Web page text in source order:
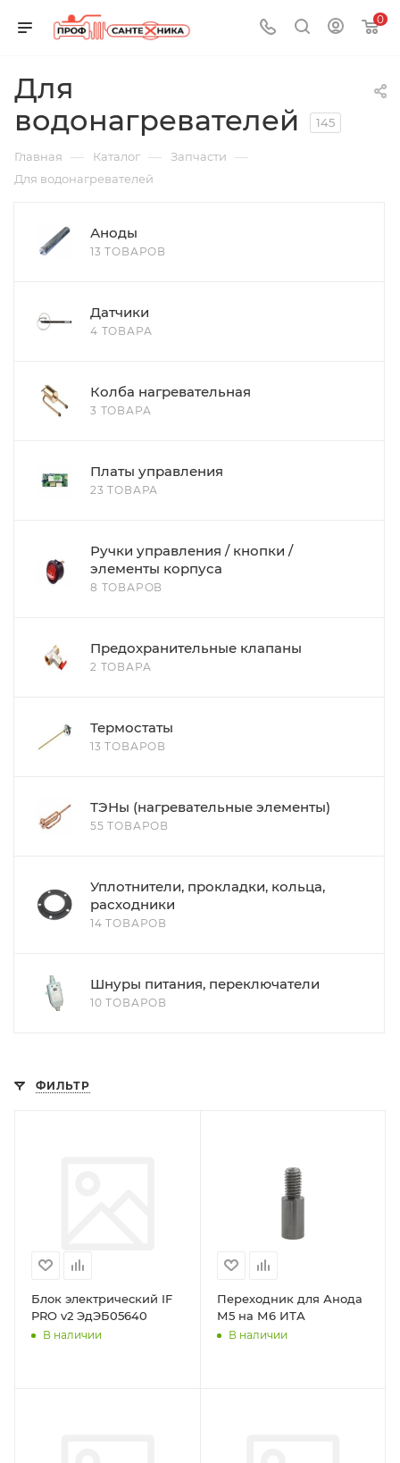
0
Для
водонагревателей
145
Главная — Каталог — Запчасти —
Для водонагревателей
Аноды
13 ТОВАРОВ
Датчики
4 ТОВАРА
Колба нагревательная
3 ТОВАРА
Платы управления
23 ТОВАРА
Ручки управления / кнопки /
элементы корпуса
8 ТОВАРОВ
Предохранительные клапаны
2 ТОВАРА
Термостаты
13 ТОВАРОВ
ТЭНы (нагревательные элементы)
55 ТОВАРОВ
Уплотнители, прокладки, кольца,
расходники
14 ТОВАРОВ
Шнуры питания, переключатели
10 ТОВАРОВ
ФИЛЬТР
Блок электрический IF
PRO v2 ЭдЭБ05640
В наличии
Переходник для Анода
М5 на М6 ИТА
В наличии